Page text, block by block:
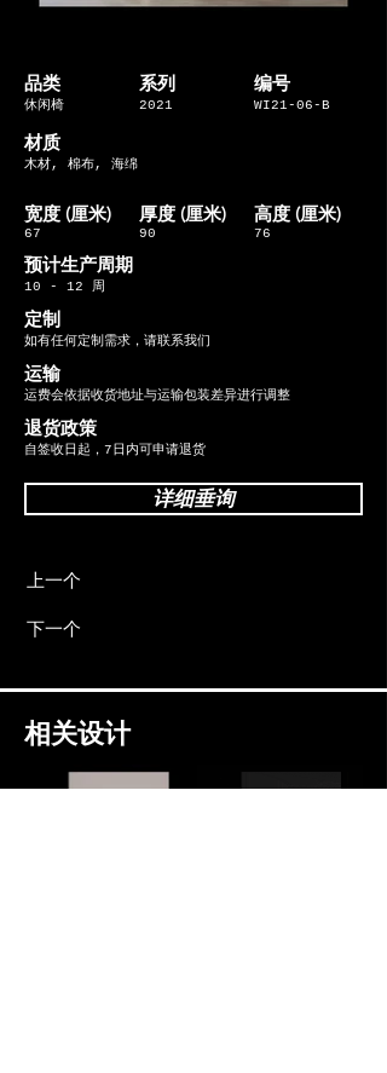
品类
休闲椅
系列
2021
编号
WI21-06-B
材质
木材, 棉布, 海绵
宽度 (厘米)
67
​厚度 (厘米)
90
​高度 (厘米)
76
​预计生产周期
10 - 12 周
定制
如有任何定制需求，请联系我们
运输
运费会依据收货地址与运输包装差异进行调整
退货政策
自签收日起，7日内可申请退货
详细垂询
上一个
下一个
相关设计